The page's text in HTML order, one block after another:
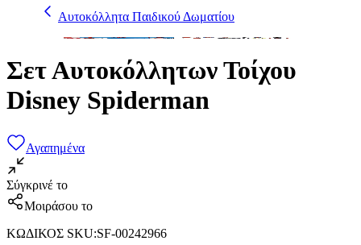
Αυτοκόλλητα Παιδικού Δωματίου
Σετ Αυτοκόλλητων Τοίχου
Disney Spiderman
Αγαπημένα
Σύγκρινέ το
Μοιράσου το
ΚΩΔΙΚΟΣ SKU:SF-00242966